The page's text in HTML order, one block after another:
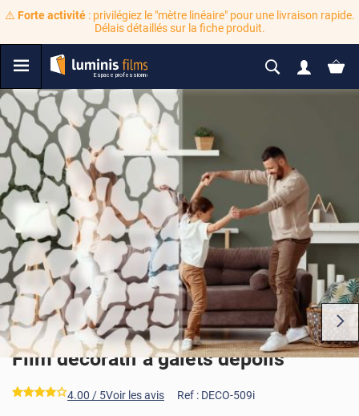
⚠️ Forte activité: privilégiez le "mètre linéaire" pour une livraison rapide.
Délais détaillés sur la fiche produit.
Film décoratif à galets dépolis
*****
4.00 / 5Voir les avis Ref : DECO-509i